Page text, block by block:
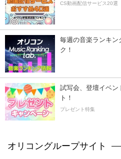
CS動画配信サービス20選
毎週の音楽ランキン
ク！
試写会、登壇イベン
ト！
プレゼント特集
オリコングループサイト